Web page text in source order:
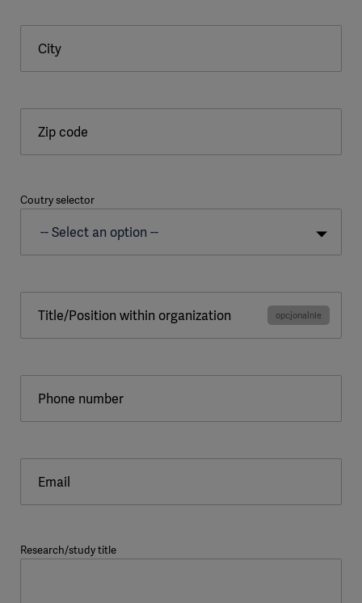
City
Zip code
Coutry selector
Title/Position within organization
Phone number
Email
Research/study title